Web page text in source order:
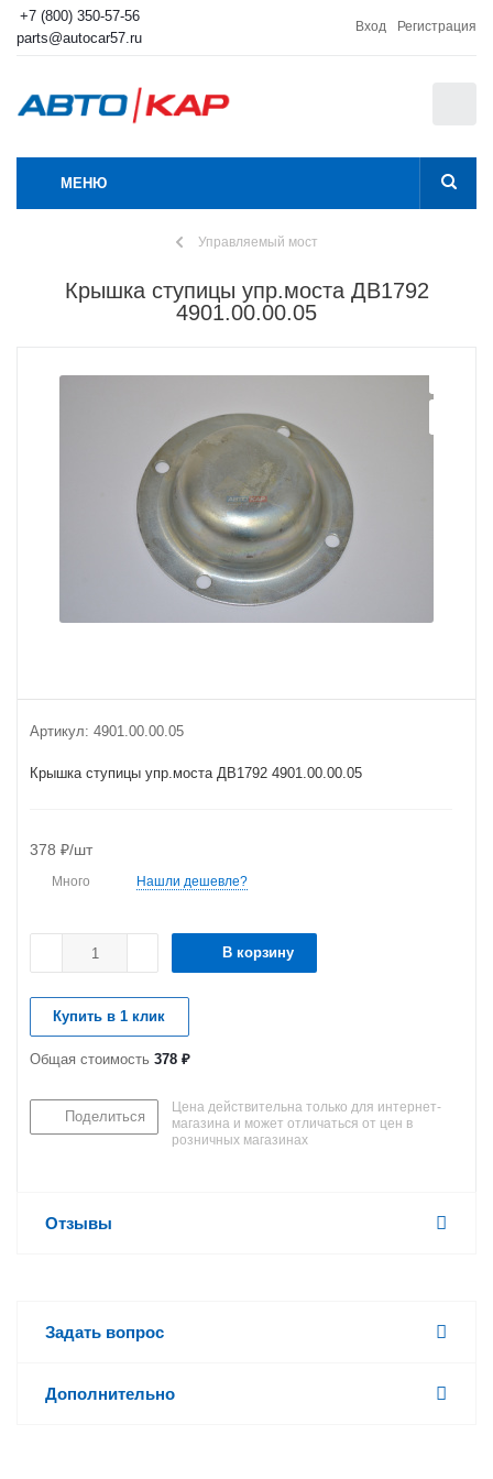
+7 (800) 350-57-56
parts@autocar57.ru
Вход Регистрация
МЕНЮ
Управляемый мост
Крышка ступицы упр.моста ДВ1792
4901.00.00.05
Артикул: 4901.00.00.05
Крышка ступицы упр.моста ДВ1792 4901.00.00.05
378 ₽/шт
Много Нашли дешевле?
В корзину
Купить в 1 клик
Общая стоимость 378 ₽
Поделиться
Цена действительна только для интернет-
магазина и может отличаться от цен в
розничных магазинах
Отзывы
Задать вопрос
Дополнительно